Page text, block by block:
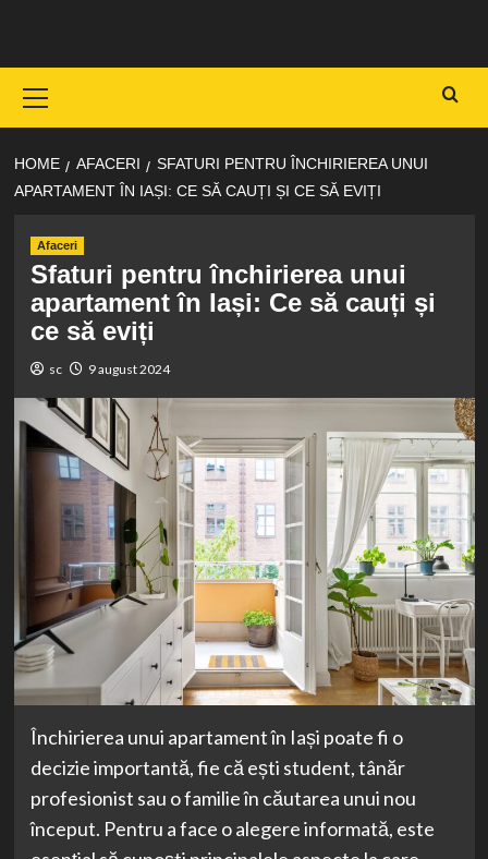
content
Menu
HOME AFACERI
SFATURI PENTRU ÎNCHIRIEREA UNUI
APARTAMENT ÎN IAȘI: CE SĂ CAUȚI ȘI CE SĂ EVIȚI
Afaceri
Sfaturi pentru închirierea unui
apartament în Iași: Ce să cauți și
ce să eviți
sc 9 august 2024
Închirierea unui apartament în Iași poate fi o
decizie importantă, fie că ești student, tânăr
profesionist sau o familie în căutarea unui nou
început. Pentru a face o alegere informată, este